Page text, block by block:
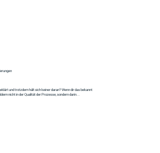
und trotzdem hält sich keiner daran? Wenn dir das bekannt
nicht in der Qualität der Prozesse, sondern darin...